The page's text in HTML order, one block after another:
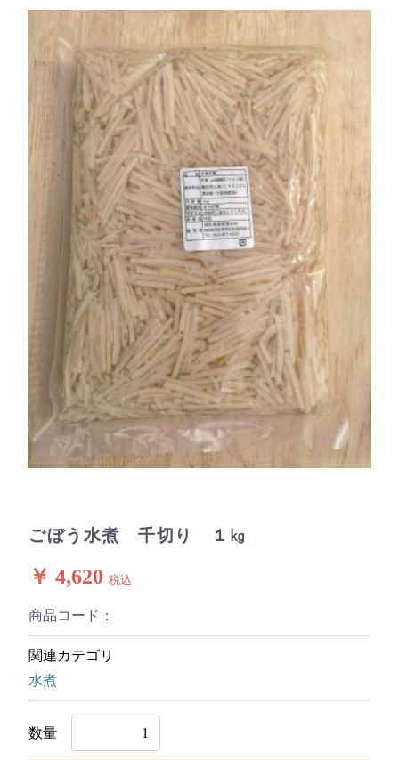
ごぼう水煮 千切り １㎏
￥ 4,620 税込
商品コード：
関連カテゴリ
水煮
数量